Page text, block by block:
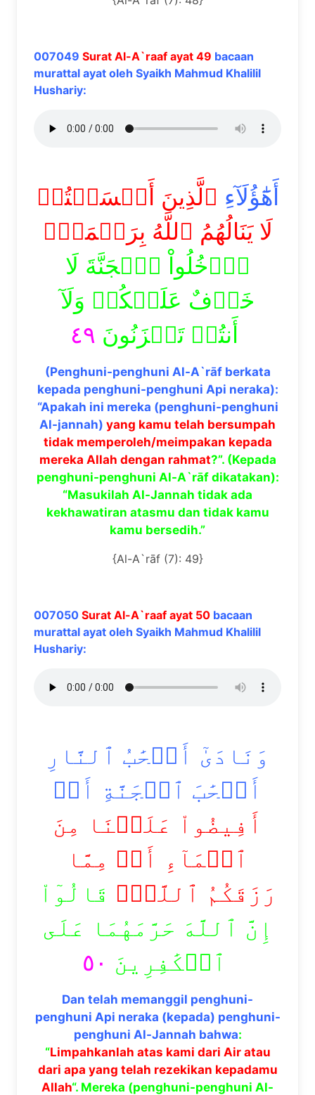
007049 Surat Al-A`raaf ayat 49 bacaan
murattal ayat oleh Syaikh Mahmud Khalilil
Hushariy:
أَهَٰٓؤُلَآءِ ٱلَّذِينَ أَقۡسَمۡتُمۡ
لَا يَنَالُهُمُ ٱللَّهُ بِرَحۡمَةٍۚ
ٱدۡخُلُواْ ٱلۡجَنَّةَ لَا
خَوۡفٌ عَلَيۡكُمۡ وَلَآ
أَنتُمۡ تَحۡزَنُونَ ٤٩
(Penghuni-penghuni Al-A`rāf berkata
kepada penghuni-penghuni Api neraka):
“Apakah ini mereka (penghuni-penghuni
Al-jannah) yang kamu telah bersumpah
tidak memperoleh/meimpakan kepada
mereka Allah dengan rahmat?”. (Kepada
penghuni-penghuni Al-A`rāf dikatakan):
“Masukilah Al-Jannah tidak ada
kekhawatiran atasmu dan tidak kamu
kamu bersedih.”
{Al-A`rāf (7): 49}
007050 Surat Al-A`raaf ayat 50 bacaan
murattal ayat oleh Syaikh Mahmud Khalilil
Hushariy:
وَنَادَىٰٓ أَصۡحَٰبُ ٱلنَّارِ
أَصۡحَٰبَ ٱلۡجَنَّةِ أَنۡ
أَفِيضُواْ عَلَيۡنَا مِنَ
ٱلۡمَآءِ أَوۡ مِمَّا
رَزَقَكُمُ ٱللَّهُۚ قَالُوٓاْ
إِنَّ ٱللَّهَ حَرَّمَهُمَا عَلَى
ٱلۡكَٰفِرِينَ ٥٠
Dan telah memanggil penghuni-
penghuni Api neraka (kepada) penghuni-
penghuni Al-Jannah bahwa:
“Limpahkanlah atas kami dari Air atau
dari apa yang telah rezekikan kepadamu
Allah“. Mereka (penghuni-penghuni Al-